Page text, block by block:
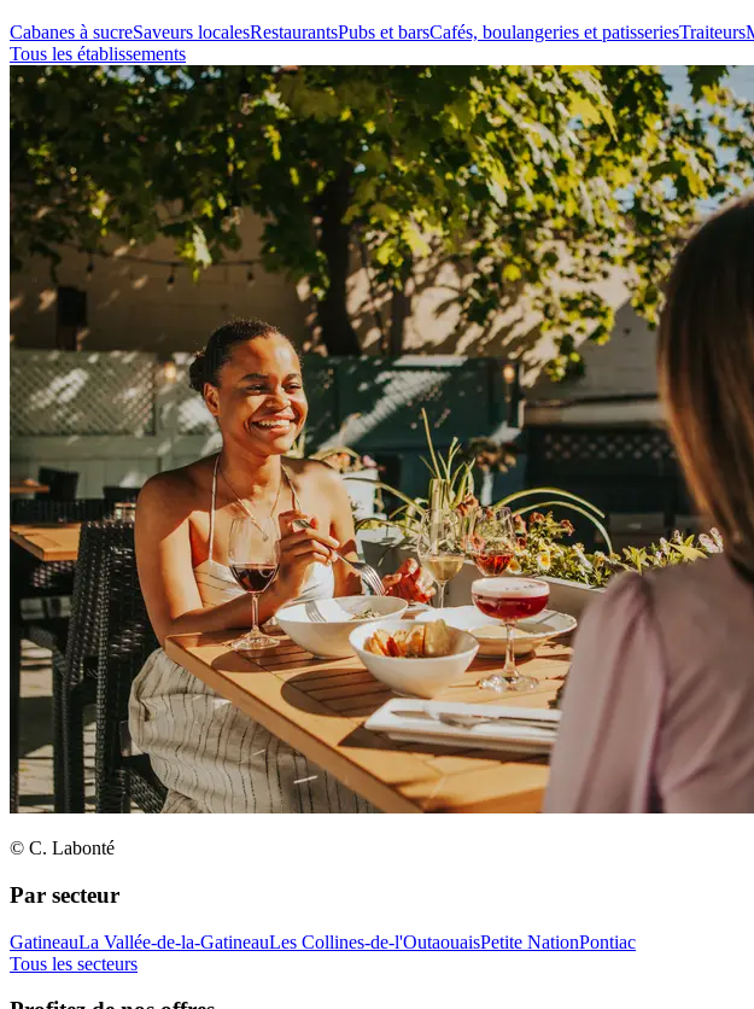
Cabanes à sucreSaveurs localesRestaurantsPubs et barsCafés, boulangeries et patisseriesTraiteurs
Tous les établissements
© C. Labonté
Par secteur
GatineauLa Vallée-de-la-GatineauLes Collines-de-l'OutaouaisPetite NationPontiac
Tous les secteurs